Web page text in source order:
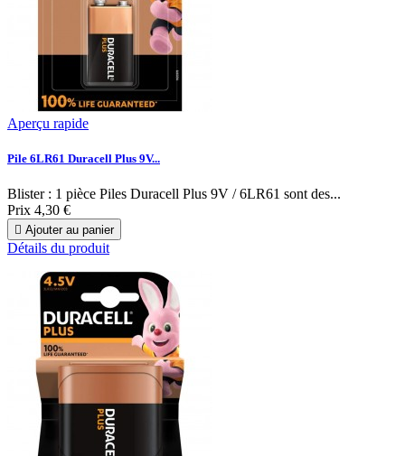
Aperçu rapide
Pile 6LR61 Duracell Plus 9V...
Blister : 1 pièce Piles Duracell Plus 9V / 6LR61 sont des...
Prix 4,30 €
 Ajouter au panier
Détails du produit